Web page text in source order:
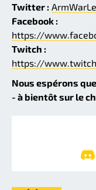
Twitter :
Facebook :
https://
Twitch :
https://
Nous espérons
- à bientôt sur le